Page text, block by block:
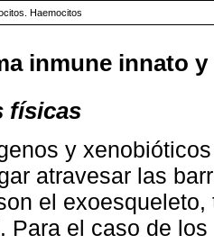
Haemocitos
inmune innato
físicas
y
atravesar las
el
Para el caso de